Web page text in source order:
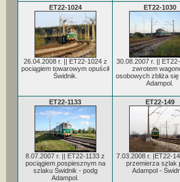
ET22-1024
26.04.2008 r. || ET22-1024 z
pociągiem towarowym opuścił
Świdnik.
ET22-1030
30.08.2007 r. ||
zwrotem
osobowych zbliża się
Adampol.
ET22-1133
8.07.2007 r. || ET22-1133 z
pociągiem pospiesznym na
szlaku Świdnik - podg
Adampol.
ET22-149
7.03.2008 r. |ET22-
przemierza szlak
Adampol -